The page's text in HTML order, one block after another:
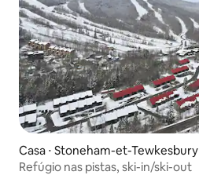
Casa ⋅ Stoneham-et-Tewkesbury
Refúgio nas pistas, ski-in/ski-out